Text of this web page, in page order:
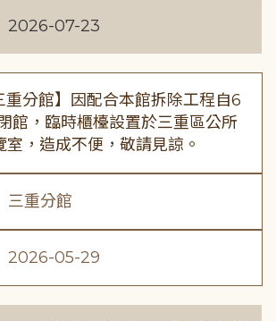
2026-07-23
重分館】因配合本館拆除工程自6
館，臨時櫃檯設置於三重區公所
室，造成不便，敬請見諒。
三重分館
2026-05-29